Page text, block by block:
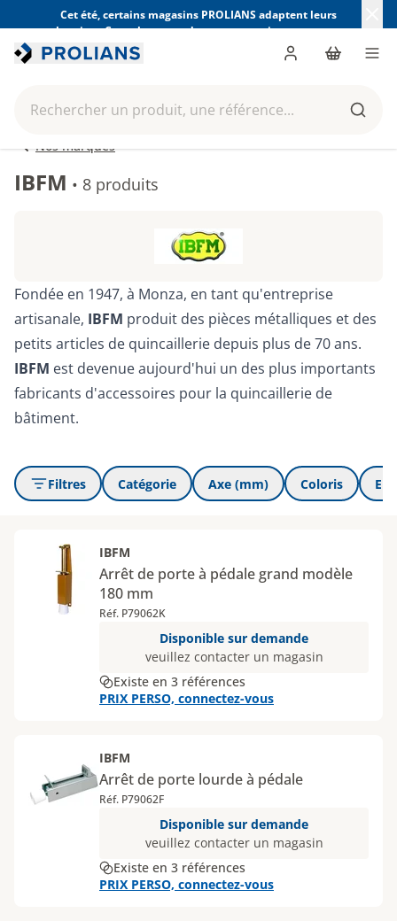
Cet été, certains magasins PROLIANS adaptent leurs
horaires. Consultez ceux de votre magasin avant votre
visite.
Rechercher un produit, une référence...
Panier
Nos marques
IBFM • 8 produits
Fondée en 1947, à Monza, en tant qu'entreprise
artisanale, IBFM produit des pièces métalliques et des
petits articles de quincaillerie depuis plus de 70 ans.
IBFM est devenue aujourd'hui un des plus importants
fabricants d'accessoires pour la quincaillerie de
bâtiment.
Filtres Catégorie Axe (mm) Coloris
IBFM
Arrêt de porte à pédale grand modèle
180 mm
Réf. P79062K
Disponible sur demande
veuillez contacter un magasin
Existe en 3 références
PRIX PERSO, connectez-vous
IBFM
Arrêt de porte lourde à pédale
Réf. P79062F
Disponible sur demande
veuillez contacter un magasin
Existe en 3 références
PRIX PERSO, connectez-vous